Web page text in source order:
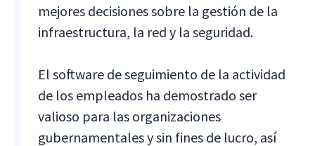
mejores decisiones sobre la gestión de la
infraestructura, la red y la seguridad.
El software de seguimiento de la actividad
de los empleados ha demostrado ser
valioso para las organizaciones
gubernamentales y sin fines de lucro, así